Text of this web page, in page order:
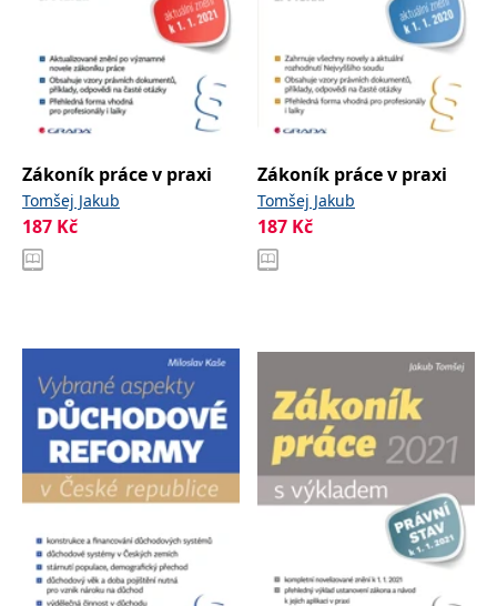
Zákoník práce v praxi
Tomšej Jakub
187 Kč
Zákoník práce v praxi
Tomšej Jakub
187 Kč